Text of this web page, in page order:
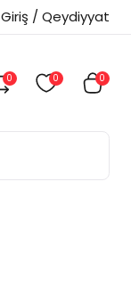
Giriş / Qeydiyyat
0 0 0